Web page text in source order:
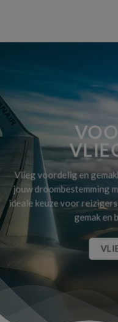
Vlieg voordelig en
jouw droombestemming
ideale keuze voor
gemak en